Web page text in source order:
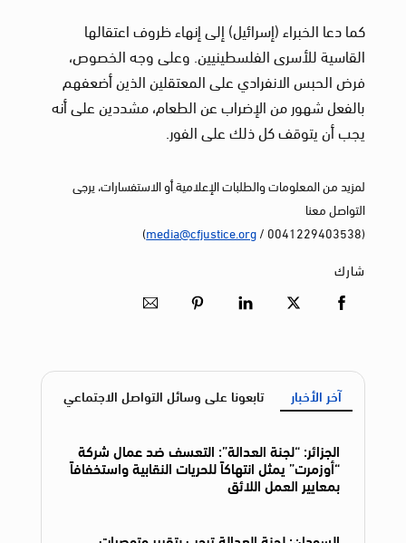
كما دعا الخبراء (إسرائيل) إلى إنهاء ظروف اعتقالها
القاسية للأسرى الفلسطينيين. وعلى وجه الخصوص،
فرض الحبس الانفرادي على المعتقلين الذين أضعفهم
بالفعل شهور من الإضراب عن الطعام، مشددين على أنه
يجب أن يتوقف كل ذلك على الفور.
لمزيد من المعلومات والطلبات الإعلامية أو الاستفسارات، يرجى
التواصل معنا
(0041229403538 /
media@cfjustice.org
)
شارك
آخر الأخبار تابعونا على وسائل التواصل الاجتماعي
الجزائر: “لجنة العدالة”: التعسف ضد عمال شركة
“أوزمرت” يمثل انتهاكاً للحريات النقابية واستخفافاً
بمعايير العمل اللائق